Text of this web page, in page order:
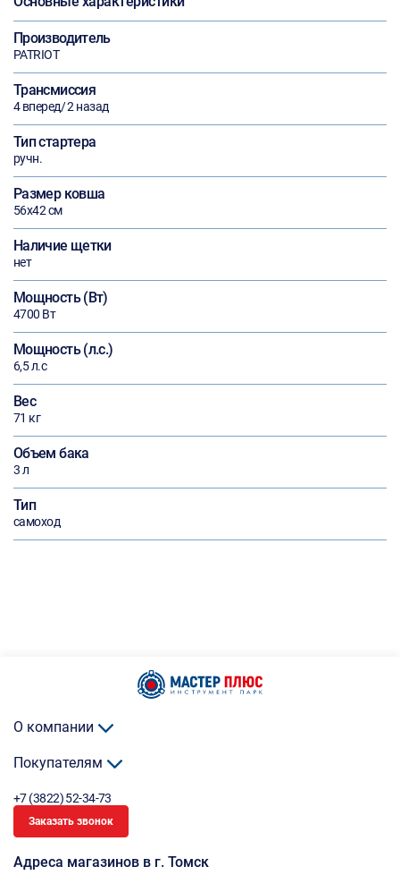
Производитель
PATRIOT
Трансмиссия
4 вперед/ 2 назад
Тип стартера
ручн.
Размер ковша
56х42 см
Наличие щетки
нет
Мощность (Вт)
4700 Вт
Мощность (л.с.)
6,5 л.с
Вес
71 кг
Объем бака
3 л
Тип
самоход
О компании
Покупателям
+7 (3822) 52-34-73
Заказать звонок
Адреса магазинов в г. Томск